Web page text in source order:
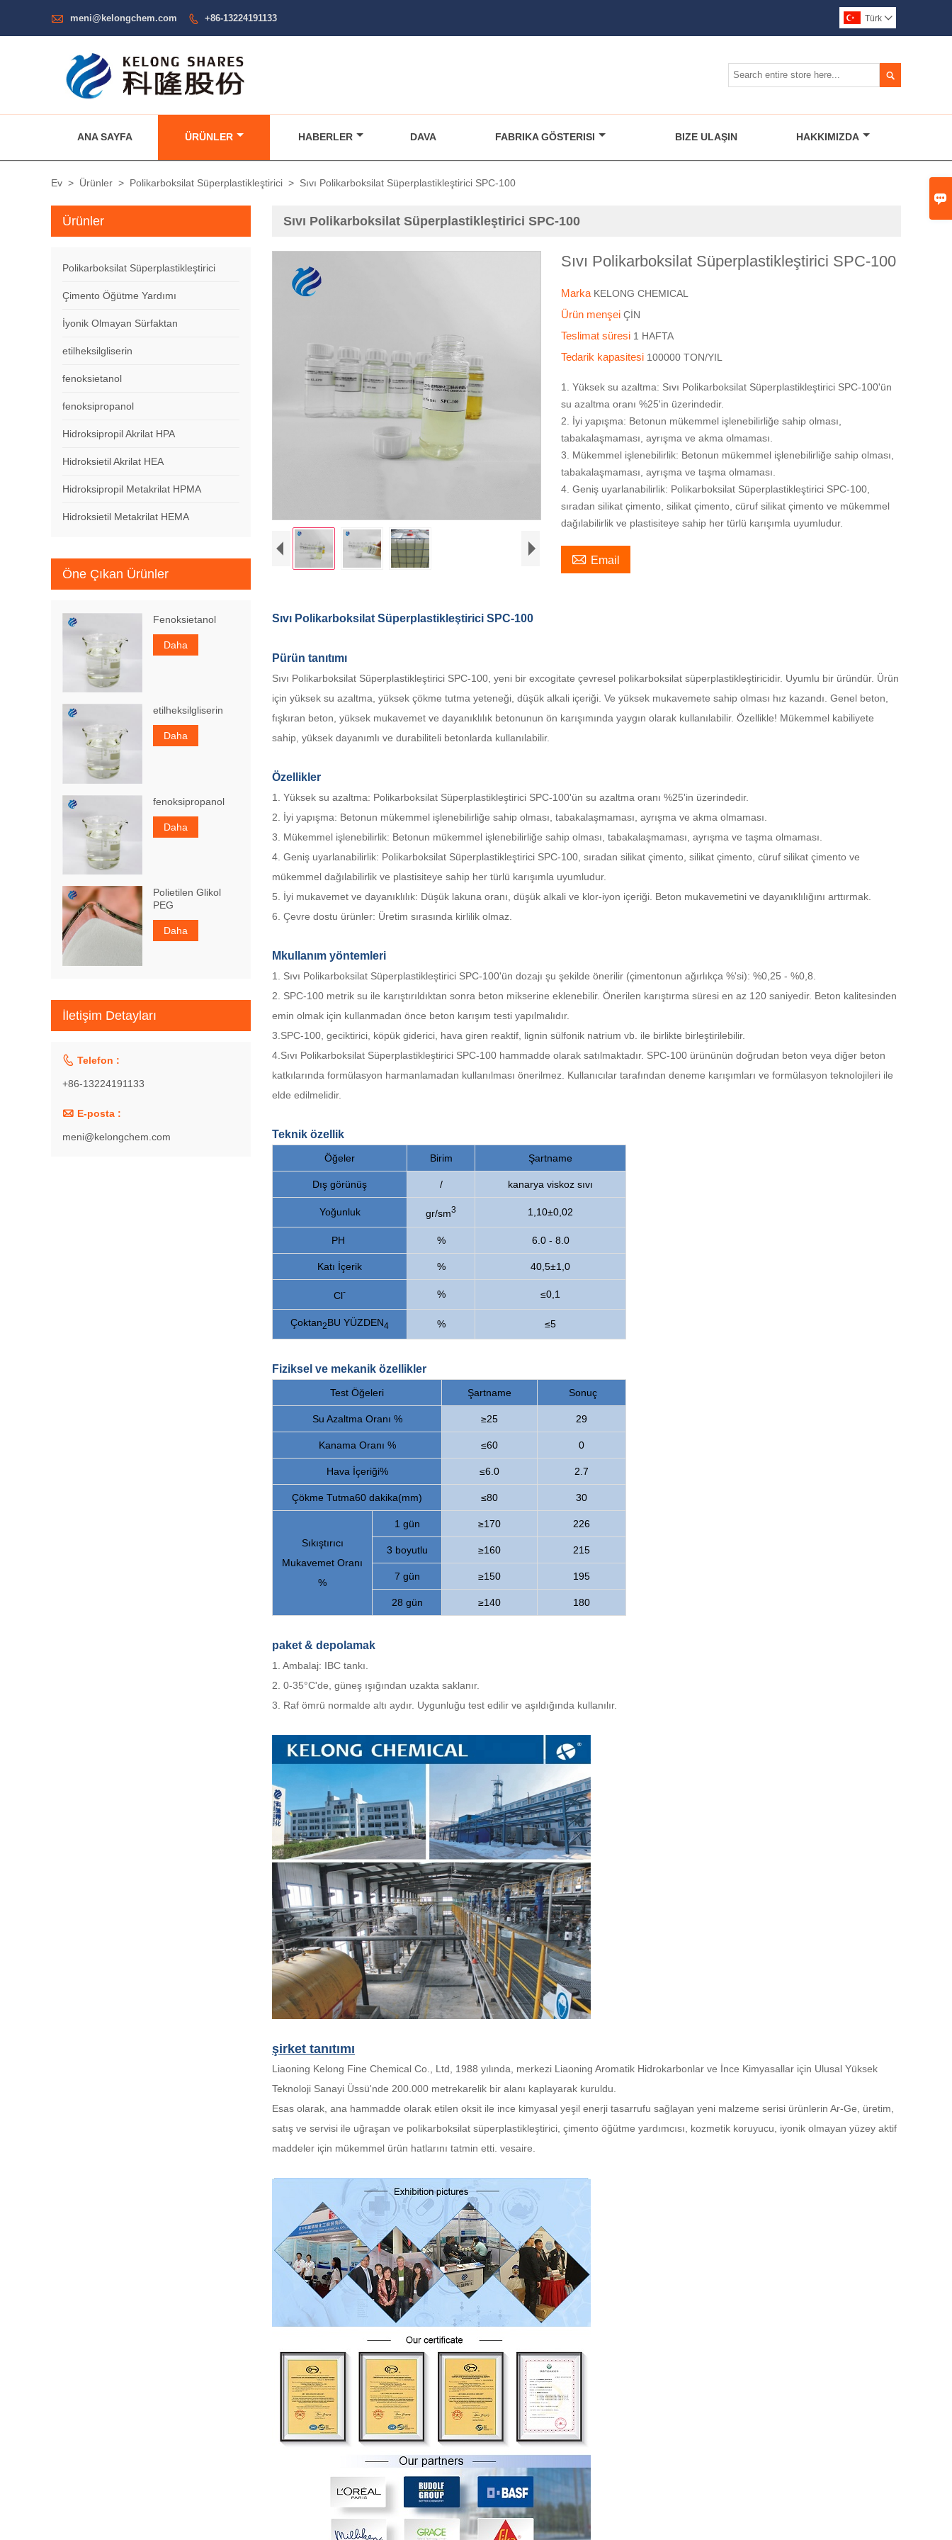

 meni@kelongchem.com  +86-13224191133 Türk 

ANA SAYFA ÜRÜNLER HABERLER DAVA FABRIKA GÖSTERISI BIZE ULAŞIN HAKKIMIZDA
Ev > Ürünler > Polikarboksilat Süperplastikleştirici > Sıvı Polikarboksilat Süperplastikleştirici SPC-100
Sıvı Polikarboksilat Süperplastikleştirici SPC-100
Sıvı Polikarboksilat Süperplastikleştirici SPC-100
Marka KELONG CHEMICAL
Ürün menşeiÇİN
Teslimat süresi 1 HAFTA
Tedarik kapasitesi 100000 TON/YIL
1. Yüksek su azaltma: Sıvı Polikarboksilat Süperplastikleştirici SPC-100'ün
su azaltma oranı %25'in üzerindedir.
2. İyi yapışma: Betonun mükemmel işlenebilirliğe sahip olması,
tabakalaşmaması, ayrışma ve akma olmaması.
3. Mükemmel işlenebilirlik: Betonun mükemmel işlenebilirliğe sahip olması,
tabakalaşmaması, ayrışma ve taşma olmaması.
4. Geniş uyarlanabilirlik: Polikarboksilat Süperplastikleştirici SPC-100,
sıradan silikat çimento, silikat çimento, cüruf silikat çimento ve mükemmel
dağılabilirlik ve plastisiteye sahip her türlü karışımla uyumludur.
 Email
Sıvı Polikarboksilat Süperplastikleştirici SPC-100
Pürün tanıtımı
Sıvı Polikarboksilat Süperplastikleştirici SPC-100, yeni bir excogitate çevresel polikarboksilat süperplastikleştiricidir. Uyumlu bir üründür. Ürün
için yüksek su azaltma, yüksek çökme tutma yeteneği, düşük alkali içeriği. Ve yüksek mukavemete sahip olması hız kazandı. Genel beton,
fışkıran beton, yüksek mukavemet ve dayanıklılık betonunun ön karışımında yaygın olarak kullanılabilir. Özellikle! Mükemmel kabiliyete
sahip, yüksek dayanımlı ve durabiliteli betonlarda kullanılabilir.
Özellikler
1. Yüksek su azaltma: Polikarboksilat Süperplastikleştirici SPC-100'ün su azaltma oranı %25'in üzerindedir.
2. İyi yapışma: Betonun mükemmel işlenebilirliğe sahip olması, tabakalaşmaması, ayrışma ve akma olmaması.
3. Mükemmel işlenebilirlik: Betonun mükemmel işlenebilirliğe sahip olması, tabakalaşmaması, ayrışma ve taşma olmaması.
4. Geniş uyarlanabilirlik: Polikarboksilat Süperplastikleştirici SPC-100, sıradan silikat çimento, silikat çimento, cüruf silikat çimento ve
mükemmel dağılabilirlik ve plastisiteye sahip her türlü karışımla uyumludur.
5. İyi mukavemet ve dayanıklılık: Düşük lakuna oranı, düşük alkali ve klor-iyon içeriği. Beton mukavemetini ve dayanıklılığını arttırmak.
6. Çevre dostu ürünler: Üretim sırasında kirlilik olmaz.
M kullanım yöntemleri
1. Sıvı Polikarboksilat Süperplastikleştirici SPC-100'ün dozajı şu şekilde önerilir (çimentonun ağırlıkça %'si): %0,25 - %0,8.
2. SPC-100 metrik su ile karıştırıldıktan sonra beton mikserine eklenebilir. Önerilen karıştırma süresi en az 120 saniyedir. Beton kalitesinden
emin olmak için kullanmadan önce beton karışım testi yapılmalıdır.
3.SPC-100, geciktirici, köpük giderici, hava giren reaktif, lignin sülfonik natrium vb. ile birlikte birleştirilebilir.
4.Sıvı Polikarboksilat Süperplastikleştirici SPC-100 hammadde olarak satılmaktadır. SPC-100 ürününün doğrudan beton veya diğer beton
katkılarında formülasyon harmanlamadan kullanılması önerilmez. Kullanıcılar tarafından deneme karışımları ve formülasyon teknolojileri ile
elde edilmelidir.
Teknik özellik
Öğeler Birim Şartname
Dış görünüş / kanarya viskoz sıvı
Yoğunluk gr/sm3 1,10±0,02
PH % 6.0 - 8.0
Katı İçerik % 40,5±1,0
Cl- % ≤0,1
Çoktan2BU YÜZDEN4 % ≤5
Fiziksel ve mekanik özellikler
Test Öğeleri Şartname Sonuç
Su Azaltma Oranı % ≥25 29
Kanama Oranı % ≤60 0
Hava İçeriği% ≤6.0 2.7
Çökme Tutma60 dakika(mm) ≤80 30
Sıkıştırıcı
Mukavemet Oranı
%
1 gün ≥170 226
3 boyutlu ≥160 215
7 gün ≥150 195
28 gün ≥140 180
paket & depolamak
1. Ambalaj: IBC tankı.
2. 0-35°C'de, güneş ışığından uzakta saklanır.
3. Raf ömrü normalde altı aydır. Uygunluğu test edilir ve aşıldığında kullanılır.
şirket tanıtımı
Liaoning Kelong Fine Chemical Co., Ltd, 1988 yılında, merkezi Liaoning Aromatik Hidrokarbonlar ve İnce Kimyasallar için Ulusal Yüksek
Teknoloji Sanayi Üssü'nde 200.000 metrekarelik bir alanı kaplayarak kuruldu.
Esas olarak, ana hammadde olarak etilen oksit ile ince kimyasal yeşil enerji tasarrufu sağlayan yeni malzeme serisi ürünlerin Ar-Ge, üretim,
satış ve servisi ile uğraşan ve polikarboksilat süperplastikleştirici, çimento öğütme yardımcısı, kozmetik koruyucu, iyonik olmayan yüzey aktif
maddeler için mükemmel ürün hatlarını tatmin etti. vesaire.
Ürünler
Polikarboksilat Süperplastikleştirici
Çimento Öğütme Yardımı
İyonik Olmayan Sürfaktan
etilheksilgliserin
fenoksietanol
fenoksipropanol
Hidroksipropil Akrilat HPA
Hidroksietil Akrilat HEA
Hidroksipropil Metakrilat HPMA
Hidroksietil Metakrilat HEMA
Öne Çıkan Ürünler
Fenoksietanol
Daha
etilheksilgliserin
Daha
fenoksipropanol
Daha
Polietilen Glikol
PEG
Daha
İletişim Detayları
 Telefon :
+86-13224191133
 E-posta :
meni@kelongchem.com